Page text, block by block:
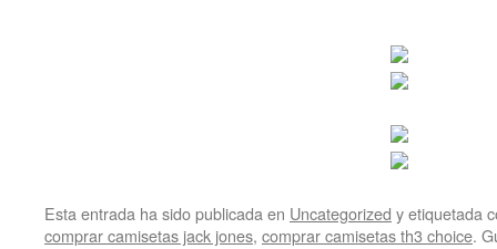
Esta entrada ha sido publicada en Uncategorized y etiquetada
comprar camisetas jack jones, comprar camisetas th3 choice.